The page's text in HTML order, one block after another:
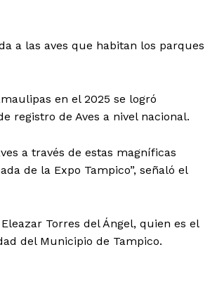
a las aves que habitan los parques
en el 2025 se logró
registro de Aves a nivel nacional.
a través de estas magníficas
de la Expo Tampico”, señaló el
Torres del Ángel, quien es el
del Municipio de Tampico.